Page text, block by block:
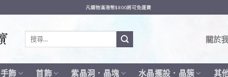
凡購物滿港幣$800將可免運費
鍵
關於
手飾 首飾 紫晶洞．晶塊 水晶擺設．晶簇 其